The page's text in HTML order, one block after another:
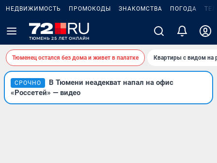
НЕДВИЖИМОСТЬ ПРОМОКОДЫ ЗНАКОМСТВА ПОГОДА
Тюменец остался без дома и живет в палатке Квартиры с видом на
СРОЧНО
В Тюмени неадекват напал на офис
«Россетей» — видео